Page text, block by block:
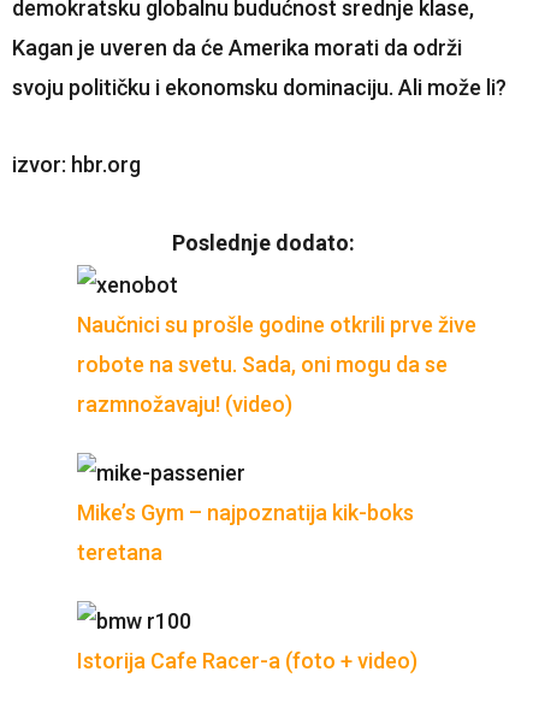
demokratsku globalnu budućnost srednje klase,
Kagan je uveren da će Amerika morati da održi
svoju političku i ekonomsku dominaciju. Ali može li?
izvor: hbr.org
Poslednje dodato:
Naučnici su prošle godine otkrili prve žive
robote na svetu. Sada, oni mogu da se
razmnožavaju! (video)
Mike’s Gym – najpoznatija kik-boks
teretana
Istorija Cafe Racer-a (foto + video)